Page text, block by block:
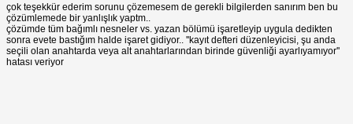
çok teşekkür ederim sorunu çözemesem de gerekli bilgilerden sanırım ben bu
çözümlemede bir yanlışlık yaptm..
çözümde tüm bağımlı nesneler vs. yazan bölümü işaretleyip uygula dedikten
sonra evete bastığım halde işaret gidiyor.. ''kayıt defteri düzenleyicisi, şu anda
seçili olan anahtarda veya alt anahtarlarından birinde güvenliği ayarlıyamıyor''
hatası veriyor